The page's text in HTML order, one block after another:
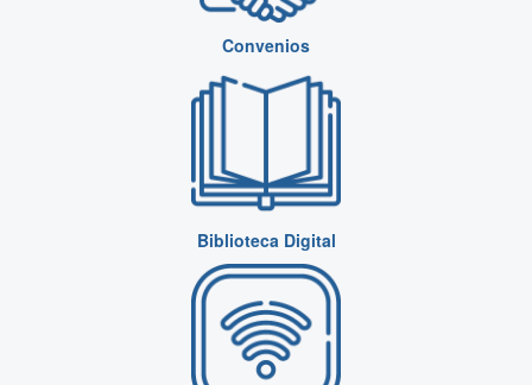
Convenios
Biblioteca Digital